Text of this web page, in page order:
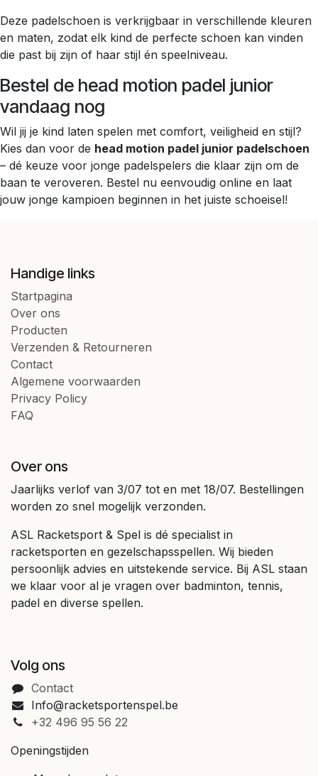
Deze padelschoen is verkrijgbaar in verschillende kleuren
en maten, zodat elk kind de perfecte schoen kan vinden
die past bij zijn of haar stijl én speelniveau.
Bestel de head motion padel junior
vandaag nog
Wil jij je kind laten spelen met comfort, veiligheid en stijl?
Kies dan voor de head motion padel junior padelschoen
– dé keuze voor jonge padelspelers die klaar zijn om de
baan te veroveren. Bestel nu eenvoudig online en laat
jouw jonge kampioen beginnen in het juiste schoeisel!
Handige links
Startpagina
Over ons
Producten
Verzenden & Retourneren
Contact
Algemene voorwaarden
Privacy Policy
FAQ
Over ons
Jaarlijks verlof van 3/07 tot en met 18/07. Bestellingen
worden zo snel mogelijk verzonden.
ASL Racketsport & Spel is dé specialist in
racketsporten en gezelschapsspellen. Wij bieden
persoonlijk advies en uitstekende service. Bij ASL staan
we klaar voor al je vragen over badminton, tennis,
padel en diverse spellen.
Volg ons
Contact
Info@racketsportenspel.be
+32 496 95 56 22
Openingstijden